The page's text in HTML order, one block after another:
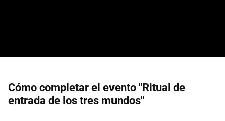
Cómo completar el evento "Ritual de
entrada de los tres mundos"